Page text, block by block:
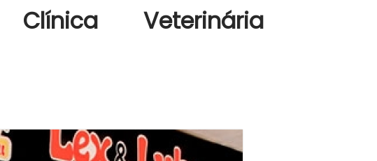
Veterinária